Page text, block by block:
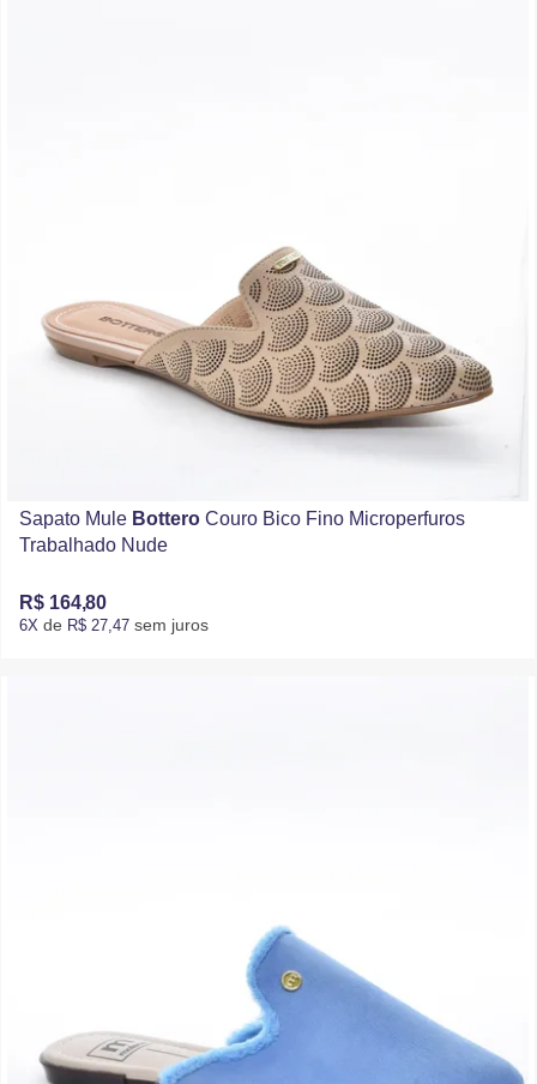
Sapato Mule Bottero Couro Bico Fino Microperfuros
Trabalhado Nude
R$ 164,80
6X de R$ 27,47 sem juros